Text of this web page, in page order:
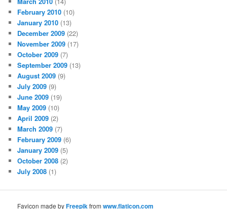
February 2010 (10)
January 2010 (13)
December 2009 (22)
November 2009 (17)
October 2009 (7)
September 2009 (13)
August 2009 (9)
July 2009 (9)
June 2009 (19)
May 2009 (10)
April 2009 (2)
March 2009 (7)
February 2009 (6)
January 2009 (5)
October 2008 (2)
July 2008 (1)
Favicon made byFreepikfromwww.flaticon.com